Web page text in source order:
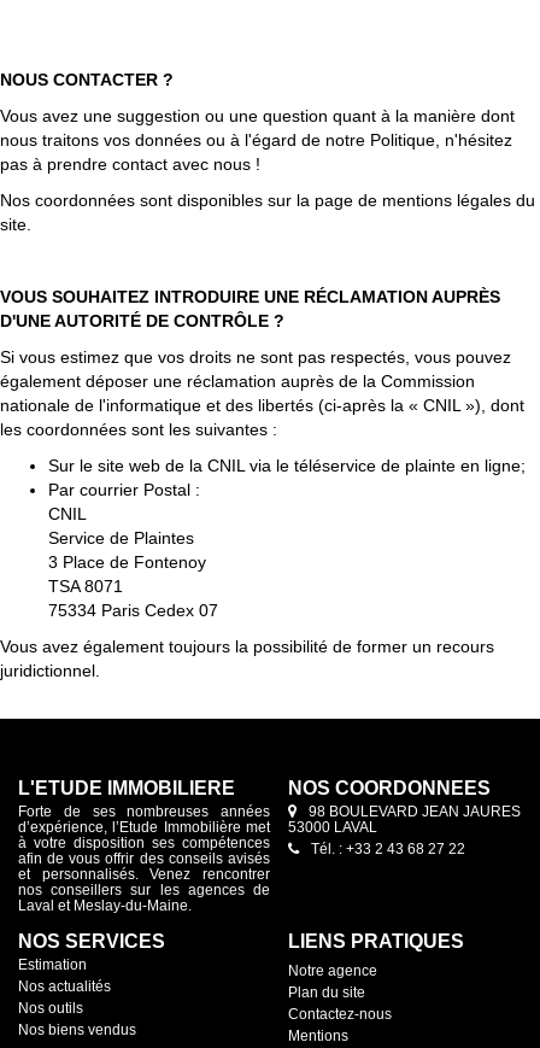
NOUS CONTACTER ?
Vous avez une suggestion ou une question quant à la manière dont
nous traitons vos données ou à l'égard de notre Politique, n'hésitez
pas à prendre contact avec nous !
Nos coordonnées sont disponibles sur la page de mentions légales du
site.
VOUS SOUHAITEZ INTRODUIRE UNE RÉCLAMATION AUPRÈS
D'UNE AUTORITÉ DE CONTRÔLE ?
Si vous estimez que vos droits ne sont pas respectés, vous pouvez
également déposer une réclamation auprès de la Commission
nationale de l'informatique et des libertés (ci-après la « CNIL »), dont
les coordonnées sont les suivantes :
Sur le site web de la CNIL via le téléservice de plainte en ligne;
Par courrier Postal :
CNIL
Service de Plaintes
3 Place de Fontenoy
TSA 8071
75334 Paris Cedex 07
Vous avez également toujours la possibilité de former un recours
juridictionnel.
L'ETUDE IMMOBILIERE
Forte de ses nombreuses années
d’expérience, l’Etude Immobilière met
à votre disposition ses compétences
afin de vous offrir des conseils avisés
et personnalisés. Venez rencontrer
nos conseillers sur les agences de
Laval et Meslay-du-Maine.
NOS COORDONNÉES
98 BOULEVARD JEAN JAURES
53000 LAVAL
Tél. : +33 2 43 68 27 22
NOS SERVICES
Estimation
Nos actualités
Nos outils
Nos biens vendus
LIENS PRATIQUES
Notre agence
Plan du site
Contactez-nous
Mentions